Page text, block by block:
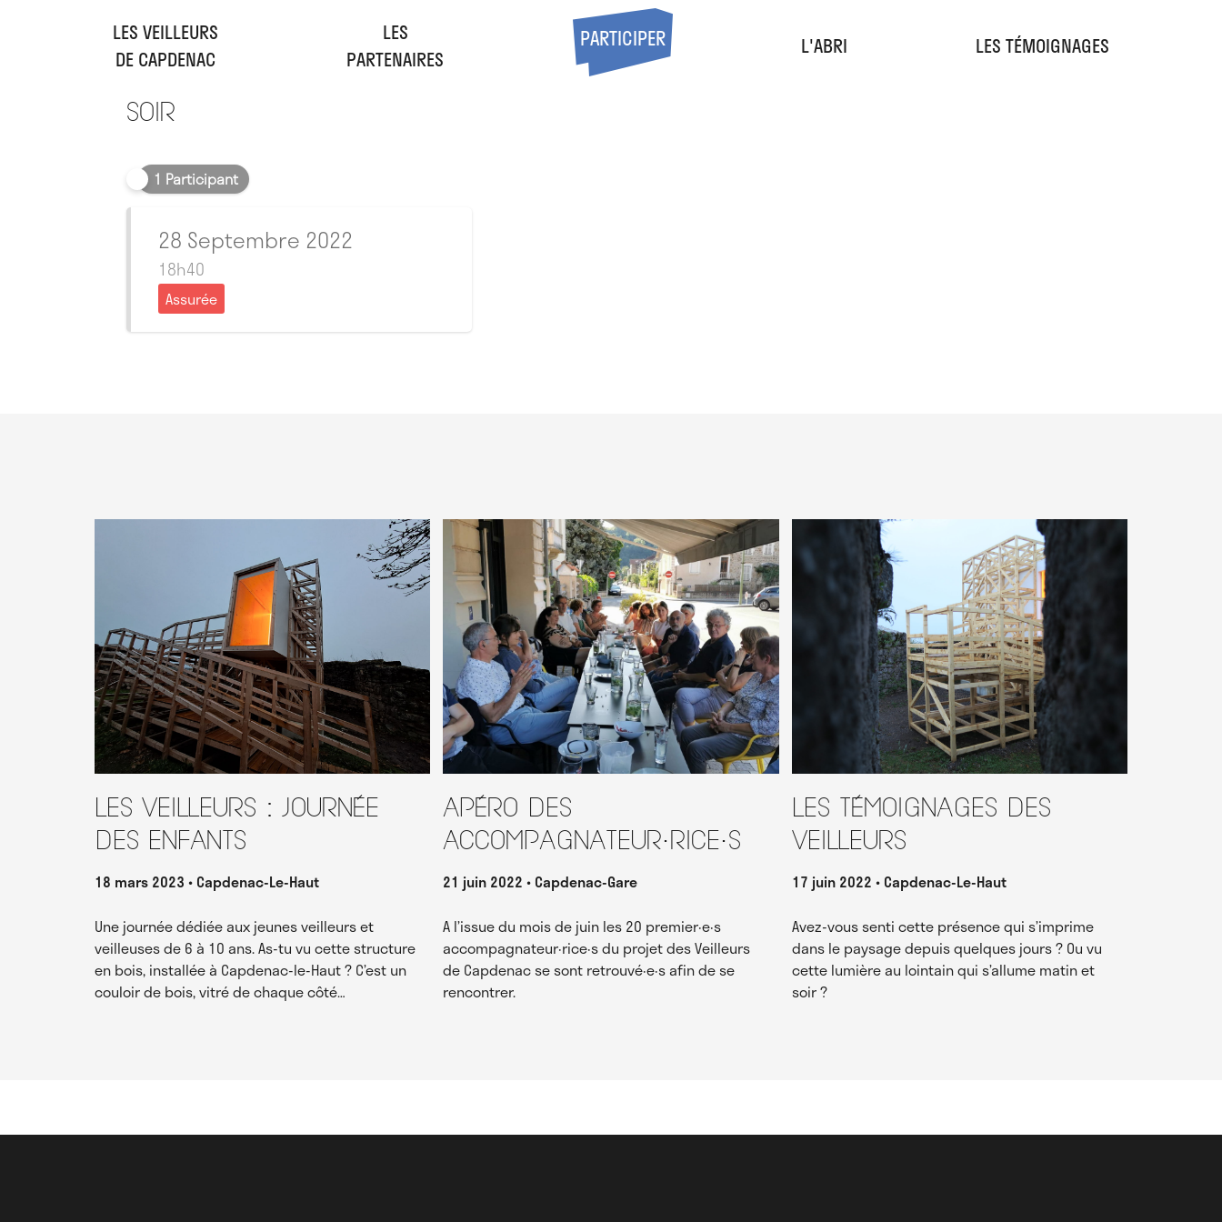
LES VEILLEURS
DE CAPDENAC
LES
PARTENAIRES
PARTICIPER L'ABRI LES TÉMOIGNAGES
Soir
1 Participant
28 Septembre 2022
18h40
Assurée
Les Veilleurs : journée
des enfants
18 mars 2023 Capdenac-Le-Haut
Une journée dédiée aux jeunes veilleurs et
veilleuses de 6 à 10 ans. As-tu vu cette structure
en bois, installée à Capdenac-le-Haut ? C’est un
couloir de bois, vitré de chaque côté…
Apéro des
accompagnateur·rice·s
21 juin 2022 Capdenac-Gare
A l’issue du mois de juin les 20 premier·e·s
accompagnateur·rice·s du projet des Veilleurs
de Capdenac se sont retrouvé·e·s afin de se
rencontrer.
Les témoignages des
Veilleurs
17 juin 2022 Capdenac-Le-Haut
Avez-vous senti cette présence qui s’imprime
dans le paysage depuis quelques jours ? Ou vu
cette lumière au lointain qui s’allume matin et
soir ?